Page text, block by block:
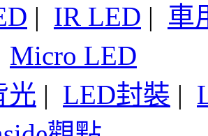
| IR LED | 車
Micro LED
光 | LED封裝 |